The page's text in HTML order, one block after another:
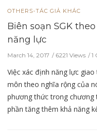
OTHERS-TÁC GIẢ KHÁC
Biên soạn SGK
năng lực
March 14, 2017 6221 Views 1
Việc xác định năng lực
môn theo nghĩa rộng của
phương thức trong chương
phần tăng thêm khả năng